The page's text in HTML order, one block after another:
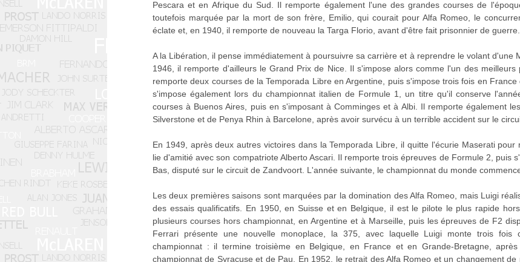
Pescara et en Afrique du Sud. Il remporte également l'une des grandes courses de
toutefois marquée par la mort de son frère, Emilio, qui courait pour Alfa Romeo, le
éclate et, en 1940, il remporte de nouveau la Targa Florio, avant d'être fait prisonnier de guerre.
A la Libération, il pense immédiatement à poursuivre sa carrière et à reprendre le volant d'une
1946, il remporte d'ailleurs le Grand Prix de Nice. Il s'impose alors comme l'un des
remporte deux courses de la Temporada Libre en Argentine, puis s'impose trois fois en
s'impose également lors du championnat italien de Formule 1, un titre qu'il conserve
courses à Buenos Aires, puis en s'imposant à Comminges et à Albi. Il remporte également
Silverstone et de Penya Rhin à Barcelone, après avoir survécu à un terrible accident sur le
En 1949, après deux autres victoires dans la Temporada Libre, il quitte l'écurie Maserati
lie d'amitié avec son compatriote Alberto Ascari. Il remporte trois épreuves de Formule 2, puis
Bas, disputé sur le circuit de Zandvoort. L'année suivante, le championnat du monde
Les deux premières saisons sont marquées par la domination des Alfa Romeo, mais Luigi
des essais qualificatifs. En 1950, en Suisse et en Belgique, il est le pilote le plus rapide
plusieurs courses hors championnat, en Argentine et à Marseille, puis les épreuves de F2
Ferrari présente une nouvelle monoplace, la 375, avec laquelle Luigi monte trois fois
championnat : il termine troisième en Belgique, en France et en Grande-Bretagne,
championnat de Syracuse et de Pau. En 1952, le retrait des Alfa Romeo et un changement